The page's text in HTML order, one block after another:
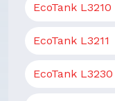
EcoTank L3210
EcoTank L3211
EcoTank L3230